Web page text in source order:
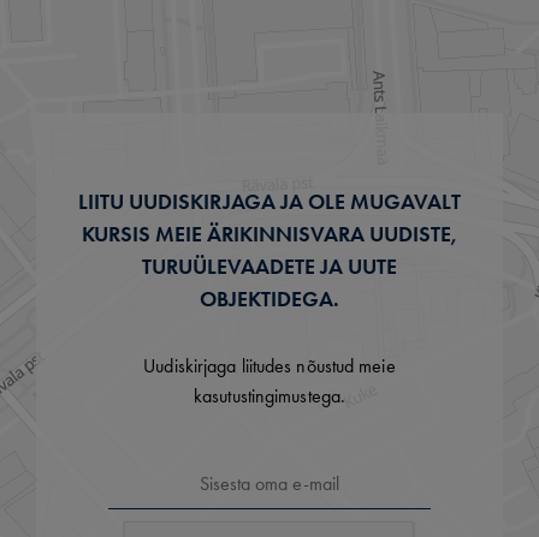
LIITU UUDISKIRJAGA JA OLE MUGAVALT
KURSIS MEIE ÄRIKINNISVARA UUDISTE,
TURUÜLEVAADETE JA UUTE
OBJEKTIDEGA.
Uudiskirjaga liitudes nõustud meie
kasutustingimustega.